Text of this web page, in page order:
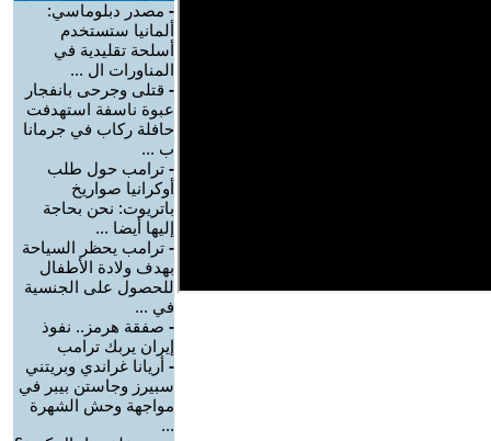
- مصدر دبلوماسي:
ألمانيا ستستخدم
أسلحة تقليدية في
المناورات ال ...
- قتلى وجرحى بانفجار
عبوة ناسفة استهدفت
حافلة ركاب في جرمانا
ب ...
- ترامب حول طلب
أوكرانيا صواريخ
باتريوت: نحن بحاجة
إليها أيضا ...
- ترامب يحظر السياحة
بهدف ولادة الأطفال
للحصول على الجنسية
في ...
- صفقة هرمز.. نفوذ
إيران يربك ترامب
- أريانا غراندي وبريتني
سبيرز وجاستن بيبر في
مواجهة وحش الشهرة
...